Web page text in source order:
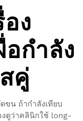
ง
อกำลัง
คู่
ขน ถ้ากำลังเทียบ
ดูว่าคลินิกใช้ long-